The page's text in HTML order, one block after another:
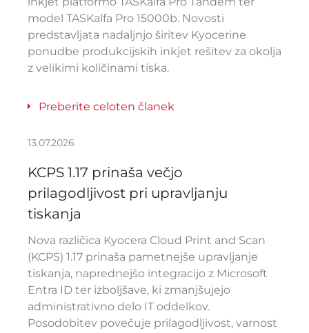
model TASKalfa Pro 15000b. Novosti
predstavljata nadaljnjo širitev Kyocerine
ponudbe produkcijskih inkjet rešitev za okolja
z velikimi količinami tiska.
Preberite celoten članek
13.07.2026
KCPS 1.17 prinaša večjo
prilagodljivost pri upravljanju
tiskanja
Nova različica Kyocera Cloud Print and Scan
(KCPS) 1.17 prinaša pametnejše upravljanje
tiskanja, naprednejšo integracijo z Microsoft
Entra ID ter izboljšave, ki zmanjšujejo
administrativno delo IT oddelkov.
Posodobitev povečuje prilagodljivost, varnost